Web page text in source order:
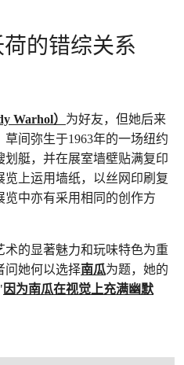
的错综关系
Warhol） 为好友，但她后来
间弥生于1963年的一场纽约
艇，并在展室墙壁贴满复印
览上运用墙纸，以丝网印刷复
中亦有采用相同的创作方
术的显著魅力和玩味特色为重
问她何以选择南瓜为题，她的
因为南瓜在视觉上充满幽默